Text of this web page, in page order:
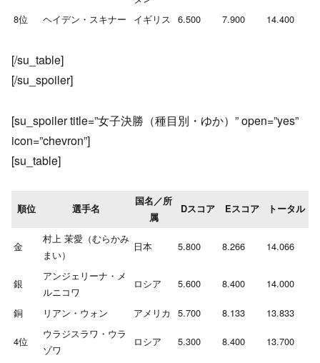
8位 ヘイデン・スキナー イギリス 6.500 7.900 14.400
[/su_table]
[/su_spoiler]
[su_spoiler title=”女子決勝（種目別・ゆか）” open=”yes”
icon=”chevron”]
[su_table]
順位 選手名
国名／所
属
Dスコア Eスコア トータル
金
村上 茉愛（むらかみ
まい）
日本 5.800 8.266 14.066
銀
アンジェリーナ・メ
ルニコワ
ロシア 5.600 8.400 14.000
銅 リアン・ウォン アメリカ 5.700 8.133 13.833
4位
ウラジスラワ・ウラ
ゾワ
ロシア 5.300 8.400 13.700